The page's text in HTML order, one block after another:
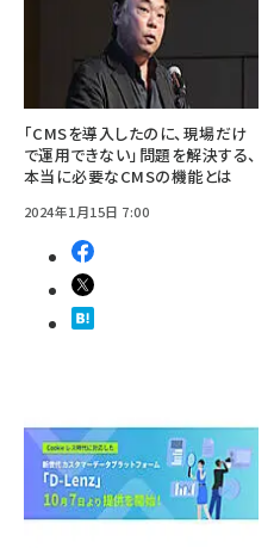
「CMSを導入したのに、現場だけ
で運用できない」問題を解決する、
本当に必要なCMSの機能とは
2024年1月15日 7:00